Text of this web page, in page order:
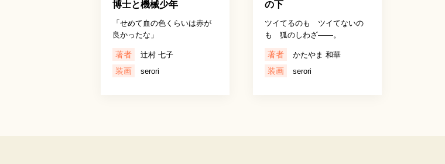
博士と機械少年
「せめて血の色くらいは赤が
良かったな」
著者 辻村 七子
装画 serori
の下
ツイてるのも ツイてないの
も 狐のしわざ――。
著者 かたやま 和華
装画 serori